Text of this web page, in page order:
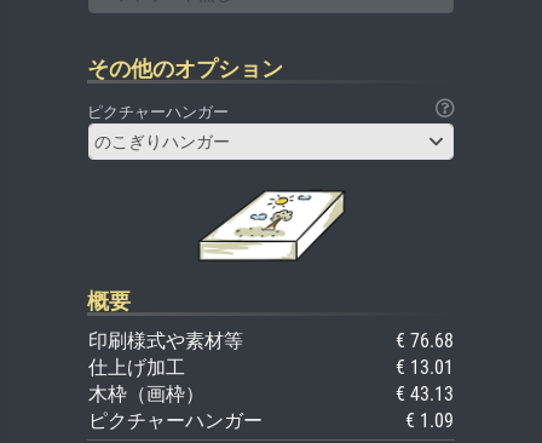
その他のオプション
ピクチャーハンガー
のこぎりハンガー
概要
印刷様式や素材等
€ 76.68
仕上げ加工
€ 13.01
木枠（画枠）
€ 43.13
ピクチャーハンガー
€ 1.09